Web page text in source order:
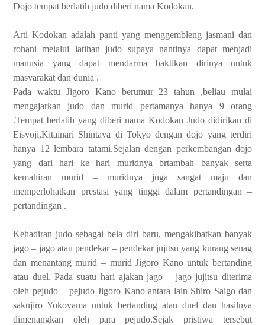
Dojo tempat berlatih judo diberi nama Kodokan.
Arti Kodokan adalah panti yang menggembleng jasmani dan
rohani melalui latihan judo supaya nantinya dapat menjadi
manusia yang dapat mendarma baktikan dirinya untuk
masyarakat dan dunia .
Pada waktu Jigoro Kano berumur 23 tahun ,beliau mulai
mengajarkan judo dan murid pertamanya hanya 9 orang
.Tempat berlatih yang diberi nama Kodokan Judo didirikan di
Eisyoji,Kitainari Shintaya di Tokyo dengan dojo yang terdiri
hanya 12 lembara tatami.Sejalan dengan perkembangan dojo
yang dari hari ke hari muridnya brtambah banyak serta
kemahiran murid – muridnya juga sangat maju dan
memperlohatkan prestasi yang tinggi dalam pertandingan –
pertandingan .
Kehadiran judo sebagai bela diri baru, mengakibatkan banyak
jago – jago atau pendekar – pendekar jujitsu yang kurang senag
dan menantang murid – murid Jigoro Kano untuk bertanding
atau duel. Pada suatu hari ajakan jago – jago jujitsu diterima
oleh pejudo – pejudo Jigoro Kano antara lain Shiro Saigo dan
sakujiro Yokoyama untuk bertanding atau duel dan hasilnya
dimenangkan oleh para pejudo.Sejak pristiwa tersebut